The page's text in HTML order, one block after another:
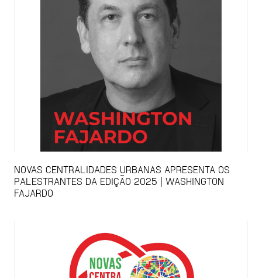
NOVAS CENTRALIDADES URBANAS APRESENTA OS
PALESTRANTES DA EDIÇÃO 2025 | WASHINGTON
FAJARDO